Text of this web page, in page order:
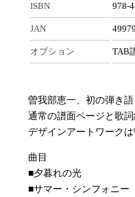
ISBN 978-
JAN
オプション TAB
曽我部恵一、初の弾き
通常の譜面ページと歌
デザインアートワーク
曲目
■夕暮れの光
■サマー・シンフォニー